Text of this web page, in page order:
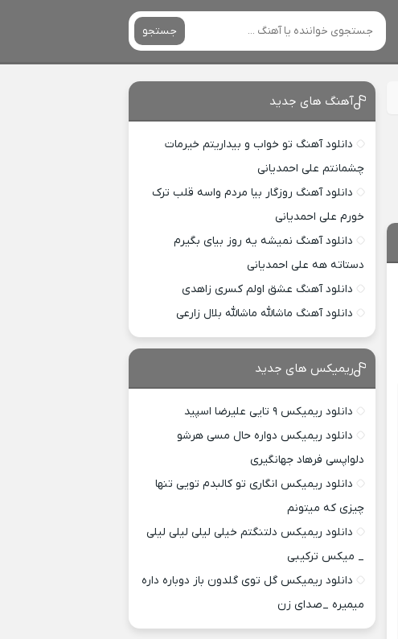
جستجو
آهنگ های جدید
دانلود آهنگ تو خواب و بیداریتم خیرمات
چشمانتم علی احمدیانی
دانلود آهنگ روزگار بیا مردم واسه قلب ترک
خورم علی احمدیانی
دانلود آهنگ نمیشه یه روز بیای بگیرم
دستاته هه علی احمدیانی
دانلود آهنگ عشق اولم کسری زاهدی
دانلود آهنگ ماشالله ماشالله بلال زارعی
ریمیکس های جدید
دانلود ریمیکس ۹ تایی علیرضا اسپید
دانلود ریمیکس دواره حال مسی هرشو
دلواپسی فرهاد جهانگیری
دانلود ریمیکس انگاری تو کالبدم تویی تنها
چیزی که میتونم
دانلود ریمیکس دلتنگتم خیلی لیلی لیلی لیلی
_ میکس ترکیبی
دانلود ریمیکس گل توی گلدون باز دوباره داره
میمیره _صدای زن